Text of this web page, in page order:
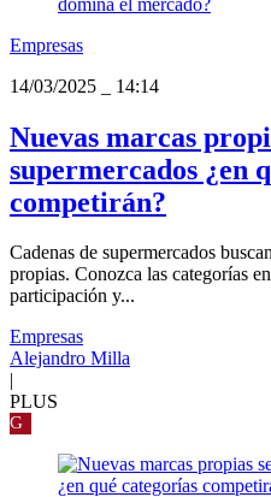
Empresas
14/03/2025
14:14
Nuevas marcas
supermercados ¿en
competirán?
Cadenas de supermercados
propias. Conozca las categorías
participación y...
Empresas
Alejandro Milla
|
PLUS
G